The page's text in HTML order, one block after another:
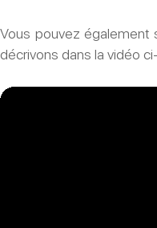
Vous pouvez également
décrivons dans la vidéo